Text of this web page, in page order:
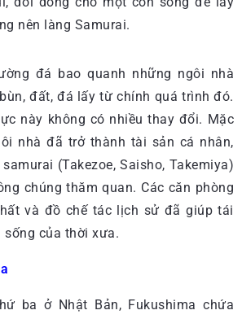
nên làng Samurai.
đá bao quanh những ngôi nhà
đất, đá lấy từ chính quá trình đó.
này không có nhiều thay đổi. Mặc
nhà đã trở thành tài sản cá nhân,
(Takezoe, Saisho, Takemiya)
chúng thăm quan. Các căn phòng
và đồ chế tác lịch sử đã giúp tái
của thời xưa.
ba ở Nhật Bản, Fukushima chứa